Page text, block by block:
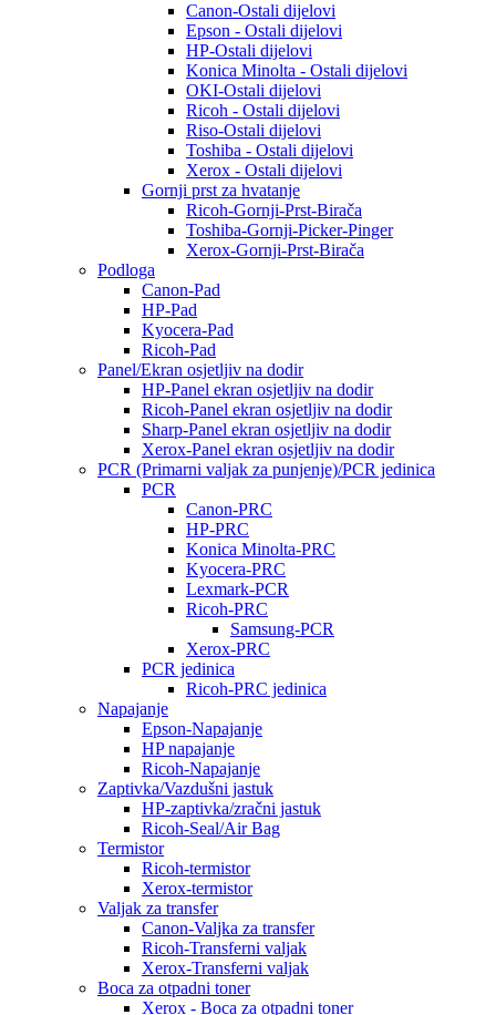
Canon-Ostali dijelovi
Epson - Ostali dijelovi
HP-Ostali dijelovi
Konica Minolta - Ostali dijelovi
OKI-Ostali dijelovi
Ricoh - Ostali dijelovi
Riso-Ostali dijelovi
Toshiba - Ostali dijelovi
Xerox - Ostali dijelovi
Gornji prst za hvatanje
Ricoh-Gornji-Prst-Birača
Toshiba-Gornji-Picker-Pinger
Xerox-Gornji-Prst-Birača
Podloga
Canon-Pad
HP-Pad
Kyocera-Pad
Ricoh-Pad
Panel/Ekran osjetljiv na dodir
HP-Panel ekran osjetljiv na dodir
Ricoh-Panel ekran osjetljiv na dodir
Sharp-Panel ekran osjetljiv na dodir
Xerox-Panel ekran osjetljiv na dodir
PCR (Primarni valjak za punjenje)/PCR jedinica
PCR
Canon-PRC
HP-PRC
Konica Minolta-PRC
Kyocera-PRC
Lexmark-PCR
Ricoh-PRC
Samsung-PCR
Xerox-PRC
PCR jedinica
Ricoh-PRC jedinica
Napajanje
Epson-Napajanje
HP napajanje
Ricoh-Napajanje
Zaptivka/Vazdušni jastuk
HP-zaptivka/zračni jastuk
Ricoh-Seal/Air Bag
Termistor
Ricoh-termistor
Xerox-termistor
Valjak za transfer
Canon-Valjka za transfer
Ricoh-Transferni valjak
Xerox-Transferni valjak
Boca za otpadni toner
Xerox - Boca za otpadni toner